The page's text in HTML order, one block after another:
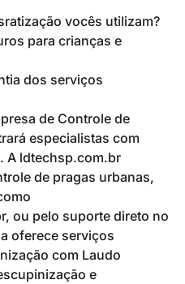
vocês utilizam?
para crianças e
dos serviços
de Controle de
especialistas com
A ldtechsp.com.br
de pragas urbanas,
ou pelo suporte direto no
oferece serviços
com Laudo
e